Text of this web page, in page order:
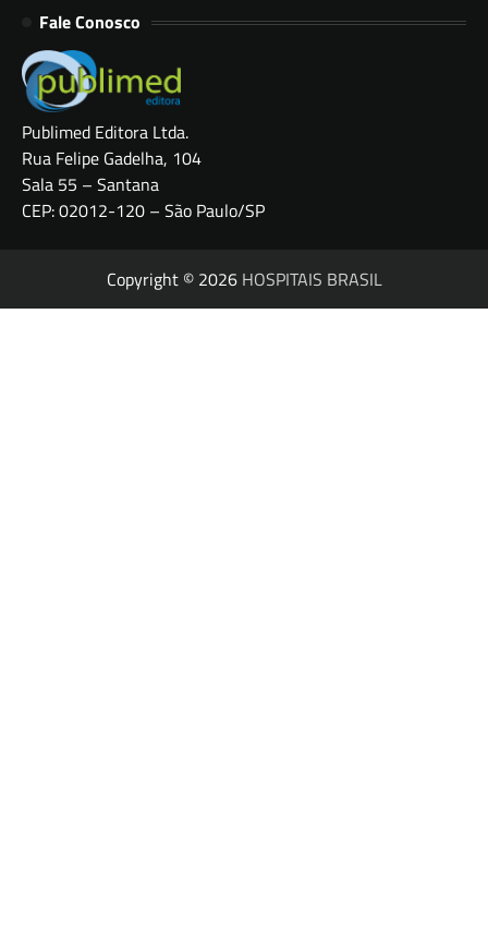
Fale Conosco
Publimed Editora Ltda.
Rua Felipe Gadelha, 104
Sala 55 – Santana
CEP: 02012-120 – São Paulo/SP
Copyright © 2026 HOSPITAIS BRASIL